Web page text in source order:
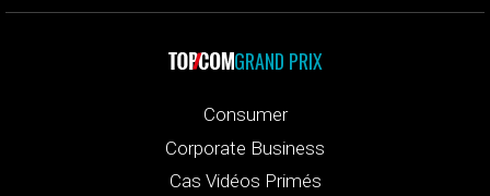
GRAND PRIX
Consumer
Corporate Business
Cas Vidéos Primés